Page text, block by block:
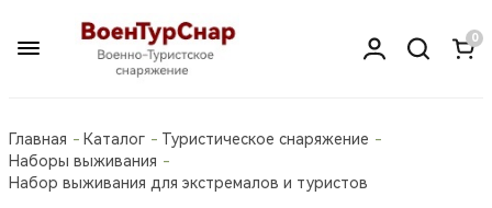
0
Главная Каталог
Туристическое снаряжение
Наборы выживания
Набор выживания для экстремалов и туристов